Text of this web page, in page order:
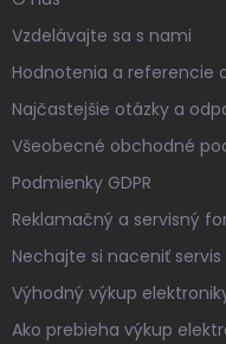
Vzdelávajte sa s nami
Hodnotenia a referencie
Najčastejšie otázky a
Všeobecné obchodné
Podmienky GDPR
Reklamačný a servisný
Nechajte si naceniť
Výhodný výkup
Ako prebieha výkup